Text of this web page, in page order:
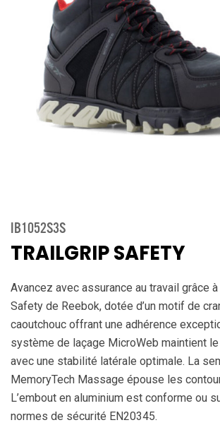
IB1052S3S
TRAILGRIP SAFETY
Avancez avec assurance au travail grâce
Safety de Reebok, dotée d’un motif de
caoutchouc offrant une adhérence
système de laçage MicroWeb maintient
avec une stabilité latérale optimale. La
MemoryTech Massage épouse les
L’embout en aluminium est conforme ou
normes de sécurité EN20345.